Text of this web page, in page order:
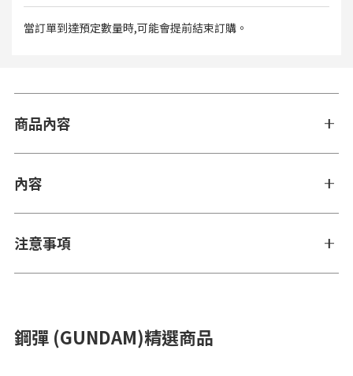
當訂單到達預定數量時,可能會提前結束訂購。
商品內容
內容
注意事項
鋼彈 (GUNDAM)精選商品